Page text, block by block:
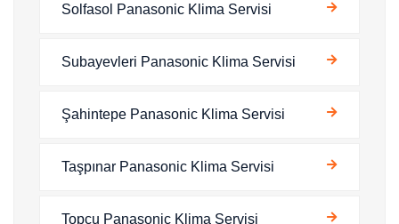
Solfasol Panasonic Klima Servisi
Subayevleri Panasonic Klima Servisi
Şahintepe Panasonic Klima Servisi
Taşpınar Panasonic Klima Servisi
Topçu Panasonic Klima Servisi